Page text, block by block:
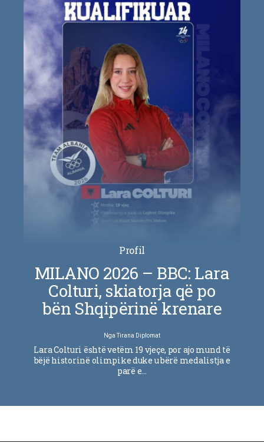
Profil
MILANO 2026 – BBC: Lara
Colturi, skiatorja që po
bën Shqipërinë krenare
NgaTirana Diplomat
Lara Colturi është vetëm 19 vjeçe, por ajo mund të
bëjë historinë olimpike duke u bërë medalistja e
parë e…